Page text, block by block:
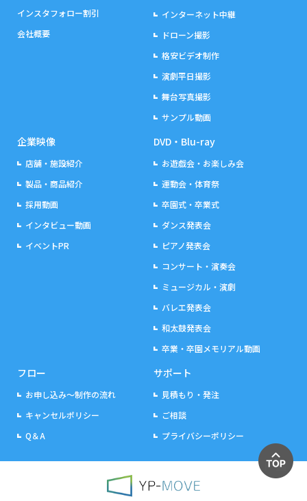
インスタフォロー割引
会社概要
インターネット中継
ドローン撮影
格安ビデオ制作
演劇平日撮影
舞台写真撮影
サンプル動画
企業映像
店舗・施設紹介
製品・商品紹介
採用動画
インタビュー動画
イベントPR
DVD・Blu-ray
お遊戯会・お楽しみ会
運動会・体育祭
卒園式・卒業式
ダンス発表会
ピアノ発表会
コンサート・演奏会
ミュージカル・演劇
バレエ発表会
和太鼓発表会
卒業・卒園メモリアル動画
フロー
お申し込み～制作の流れ
キャンセルポリシー
Q＆A
サポート
見積もり・発注
ご相談
プライバシーポリシー